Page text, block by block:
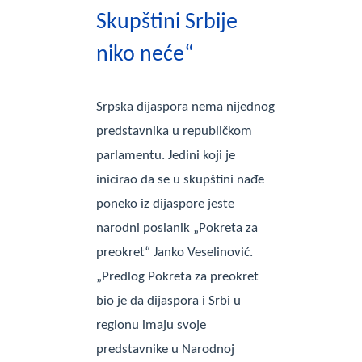
Skupštini Srbije
niko neće“
Srpska dijaspora nema nijednog
predstavnika u republičkom
parlamentu. Jedini koji je
inicirao da se u skupštini nađe
poneko iz dijaspore jeste
narodni poslanik „Pokreta za
preokret“ Janko Veselinović.
„Predlog Pokreta za preokret
bio je da dijaspora i Srbi u
regionu imaju svoje
predstavnike u Narodnoj